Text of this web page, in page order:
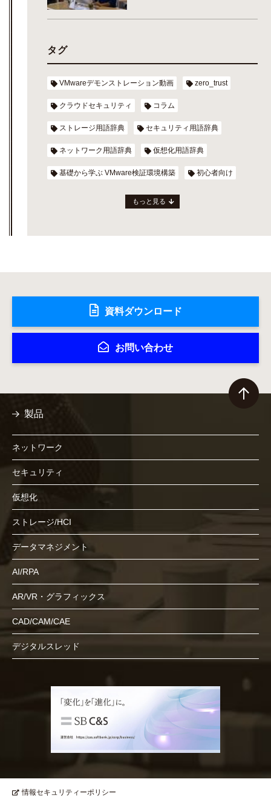
タグ
VMwareデモンストレーション動画 zero_trust
クラウドセキュリティ コラム
ストレージ用語辞典 セキュリティ用語辞典
ネットワーク用語辞典 仮想化用語辞典
基礎から学ぶ VMware検証環境構築 初心者向け
もっと見る
資料ダウンロード
お問い合わせ
製品
ネットワーク
セキュリティ
仮想化
ストレージ/HCI
データマネジメント
AI/RPA
AR/VR・グラフィックス
CAD/CAM/CAE
デジタルスレッド
情報セキュリティーポリシー